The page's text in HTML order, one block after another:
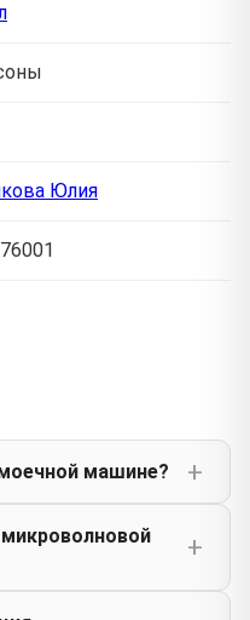
Юлия
машине?